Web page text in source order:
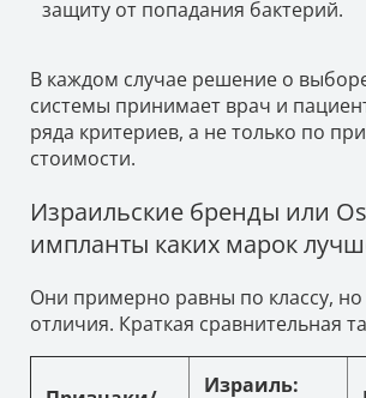
защиту от попадания бактерий.
В каждом случае решение о
системы принимает врач и
ряда критериев, а не только по
стоимости.
Израильские бренды или
импланты каких марок
Они примерно равны по классу, но
отличия. Краткая сравнительная
Израиль: